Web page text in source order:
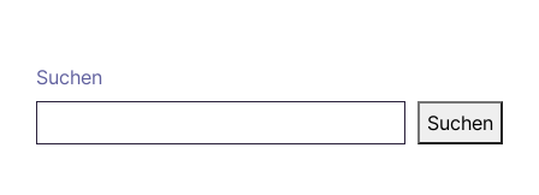
Suchen
Suchen